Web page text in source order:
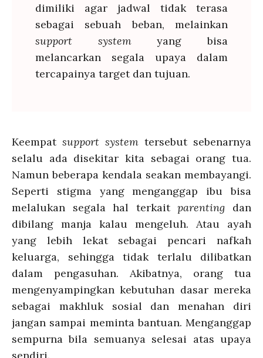
dimiliki agar jadwal tidak terasa
sebagai sebuah beban, melainkan
support systemyang bisa
melancarkan segala upaya dalam
tercapainya target dan tujuan.
Keempat support system tersebut sebenarnya
selalu ada disekitar kita sebagai orang tua.
Namun beberapa kendala seakan membayangi.
Seperti stigma yang menganggap ibu bisa
melalukan segala hal terkaitparenting dan
dibilang manja kalau mengeluh. Atau ayah
yang lebih lekat sebagai pencari nafkah
keluarga, sehingga tidak terlalu dilibatkan
dalam pengasuhan. Akibatnya, orang tua
mengenyampingkan kebutuhan dasar mereka
sebagai makhluk sosial dan menahan diri
jangan sampai meminta bantuan. Menganggap
sempurna bila semuanya selesai atas upaya
sendiri.